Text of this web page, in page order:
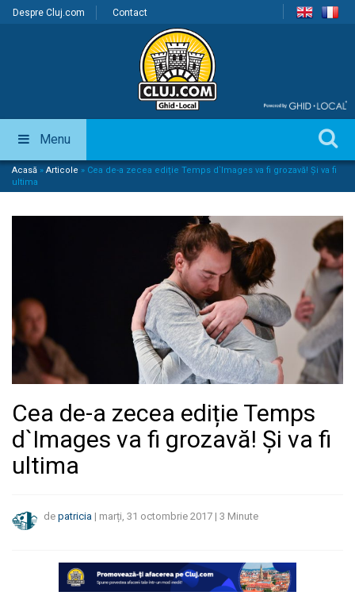
Despre Cluj.com Contact
Menu
Acasă » Articole » Cea de-a zecea ediție Temps d`Images va fi grozavă! Și va fi
ultima
Cea de-a zecea ediție Temps
d`Images va fi grozavă! Și va fi
ultima
de patricia | marți, 31 octombrie 2017 | 3 Minute